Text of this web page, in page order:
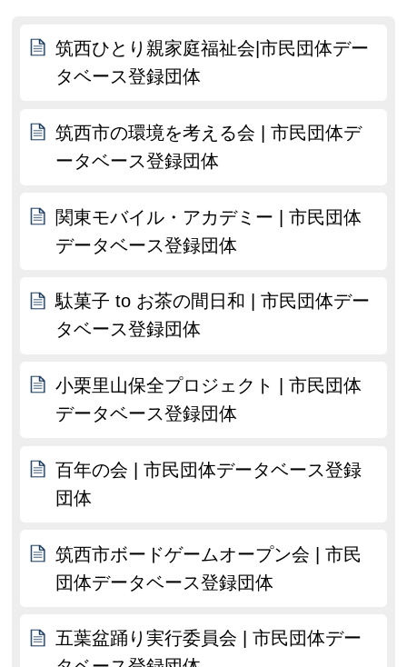
筑西ひとり親家庭福祉会|市民団体デー
タベース登録団体
筑西市の環境を考える会 | 市民団体デ
ータベース登録団体
関東モバイル・アカデミー | 市民団体
データベース登録団体
駄菓子 to お茶の間日和 | 市民団体デー
タベース登録団体
小栗里山保全プロジェクト | 市民団体
データベース登録団体
百年の会 | 市民団体データベース登録
団体
筑西市ボードゲームオープン会 | 市民
団体データベース登録団体
五葉盆踊り実行委員会 | 市民団体デー